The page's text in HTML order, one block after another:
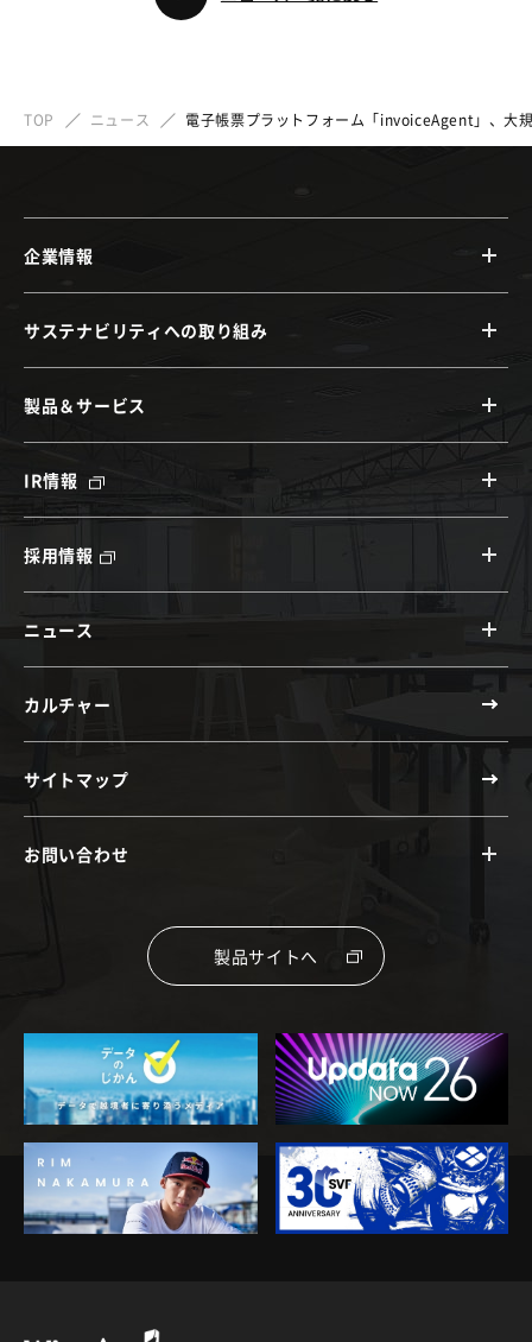
TOP ニュース 電子帳票プラットフォーム「invoiceAgent」、大
企業情報
サステナビリティへの取り組み
製品＆サービス
IR情報
採用情報
ニュース
カルチャー
サイトマップ
お問い合わせ
製品サイトへ